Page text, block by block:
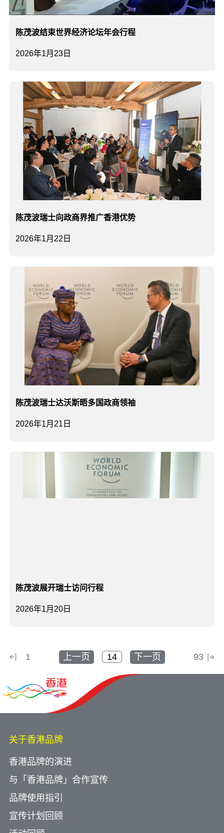
2026年1月23日
陈茂波结束世界经济论坛年会行程
2026年1月22日
陈茂波瑞士向政商界推广香港优势
2026年1月21日
陈茂波瑞士达沃斯晤多国政商领袖
2026年1月20日
陈茂波展开瑞士访问行程
1 上一页 下一页 93
关于香港品牌
香港品牌的演进
与「香港品牌」合作宣传
品牌使用指引
宣传计划回顾